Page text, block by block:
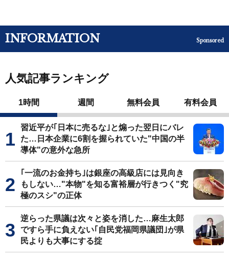
INFORMATION Sponsored
人気記事ランキング
1時間 週間 無料会員 有料会員
習近平が｢日本に売るな｣と煽った翌日にバレ
た…日本企業に6割を握られていた"中国の半
導体"の意外な急所
｢一流のお金持ち｣は銀座の高級店には見向き
もしない…"本物"を知る富裕層が行きつく"究
極のスシ"の正体
逆らった県議は次々と姿を消した…麻生太郎
ですら手に負えない｢自民党福岡県議団｣が県
民よりも大事にする掟